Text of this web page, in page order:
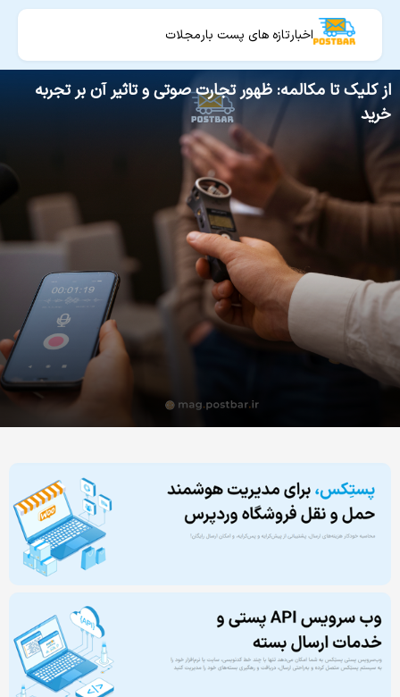
اخبارتازه های پست بارمجلات
از کلیک تا مکالمه: ظهور تجارت صوتی و تاثیر آن بر تجربه
خرید